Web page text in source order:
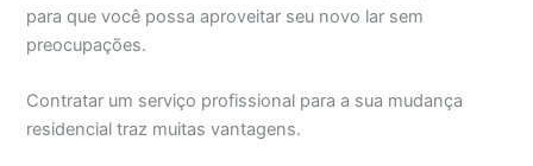
para que você possa aproveitar seu novo lar sem
preocupações.
Contratar um serviço profissional para a sua mudança
residencial traz muitas vantagens.